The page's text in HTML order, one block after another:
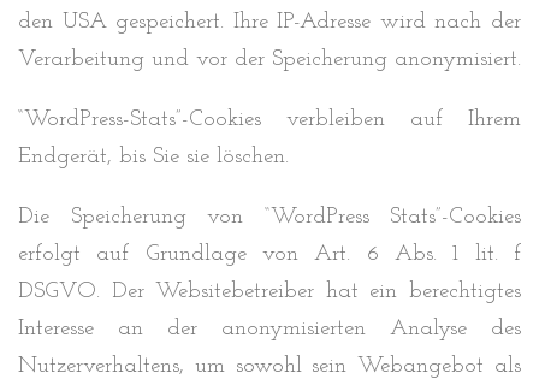
den USA gespeichert. Ihre IP-Adresse wird nach der
Verarbeitung und vor der Speicherung anonymisiert.
“WordPress-Stats”-Cookies verbleiben auf Ihrem
Endgerät, bis Sie sie löschen.
Die Speicherung von “WordPress Stats”-Cookies
erfolgt auf Grundlage von Art. 6 Abs. 1 lit. f
DSGVO. Der Websitebetreiber hat ein berechtigtes
Interesse an der anonymisierten Analyse des
Nutzerverhaltens, um sowohl sein Webangebot als